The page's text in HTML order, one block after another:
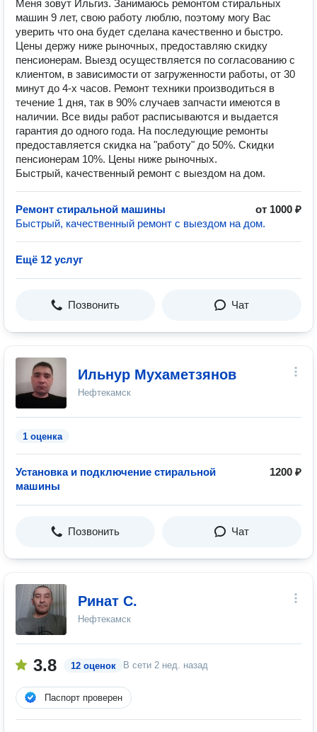
Меня зовут Ильгиз. Занимаюсь ремонтом стиральных
машин 9 лет, свою работу люблю, поэтому могу Вас
уверить что она будет сделана качественно и быстро.
Цены держу ниже рыночных, предоставляю скидку
пенсионерам. Выезд осуществляется по согласованию с
клиентом, в зависимости от загруженности работы, от 30
минут до 4-х часов. Ремонт техники производиться в
течение 1 дня, так в 90% случаев запчасти имеются в
наличии. Все виды работ расписываются и выдается
гарантия до одного года. На последующие ремонты
предоставляется скидка на "работу" до 50%. Скидки
пенсионерам 10%. Цены ниже рыночных.
Быстрый, качественный ремонт с выездом на дом.
Ремонт стиральной машины
от 1000 ₽
Быстрый, качественный ремонт с выездом на дом.
Ещё 12 услуг
Позвонить Чат
Ильнур Мухаметзянов
Нефтекамск
1 оценка
Установка и подключение стиральной
машины
1200 ₽
Позвонить Чат
Ринат С.
Нефтекамск
3.8 12 оценок В сети 2 нед. назад
Паспорт проверен